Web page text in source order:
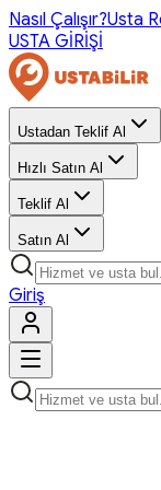
Nasıl Çalışır?Usta
USTA GİRİŞİ
Ustadan Teklif Al
Hızlı Satın Al
Teklif Al
Satın Al
Giriş